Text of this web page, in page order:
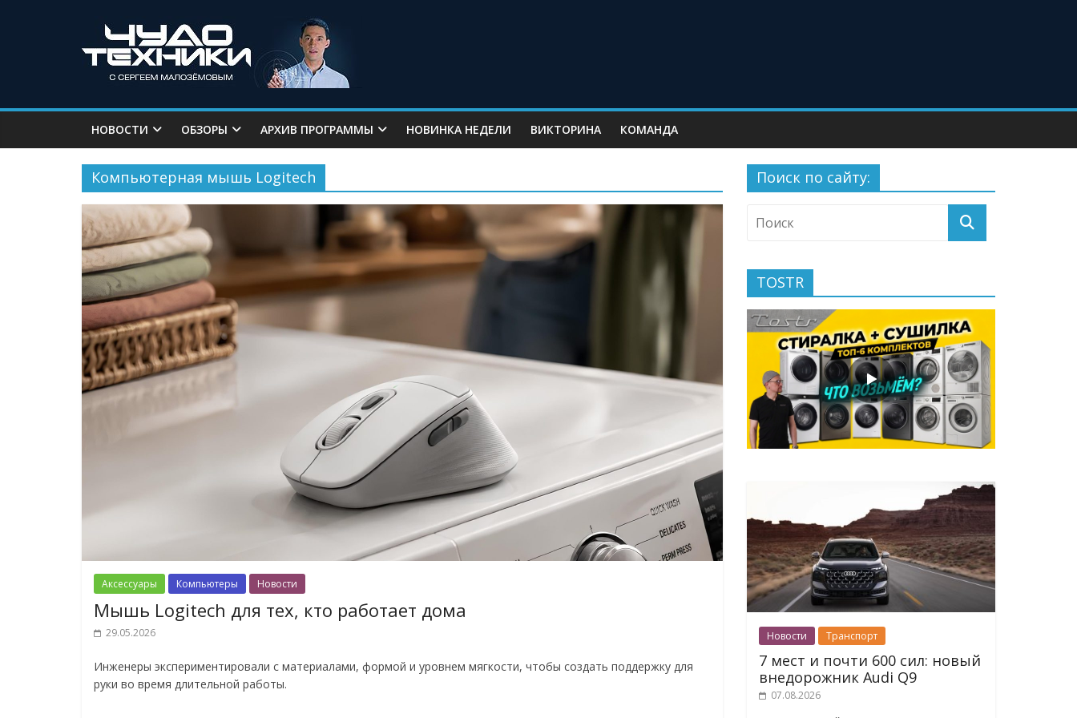
НОВОСТИ ОБЗОРЫ АРХИВ ПРОГРАММЫ НОВИНКА НЕДЕЛИ ВИКТОРИНА КОМАНДА
Компьютерная мышь Logitech
Аксессуары Компьютеры Новости
Мышь Logitech для тех, кто работает дома
29.05.2026
Инженеры экспериментировали с материалами, формой и уровнем мягкости, чтобы создать поддержку для
руки во время длительной работы.
Поиск по сайту:
TOSTR
Новости Транспорт
7 мест и почти 600 сил: новый
внедорожник Audi Q9
07.08.2026